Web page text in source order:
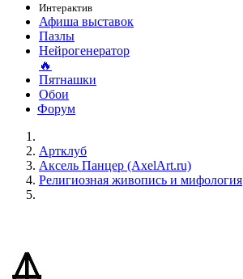
Интерактив
Афиша выставок
Пазлы
Нейрогенератор
🔥
Пятнашки
Обои
Форум
Артклуб
Аксель Панцер (AxelArt.ru)
Религиозная живопись и мифология